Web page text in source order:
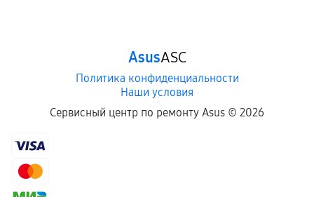
AsusASC
Политика конфиденциальности
Наши условия
Сервисный центр по ремонту Asus © 2026